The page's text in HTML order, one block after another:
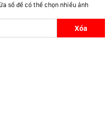
sổ để có thể chọn nhiều ảnh
Xóa